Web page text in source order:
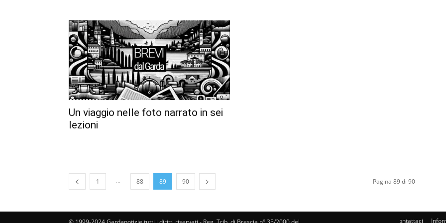
Un viaggio nelle foto narrato in sei
lezioni
1 ... 88 89 90 Pagina 89 di 90
Contattaci